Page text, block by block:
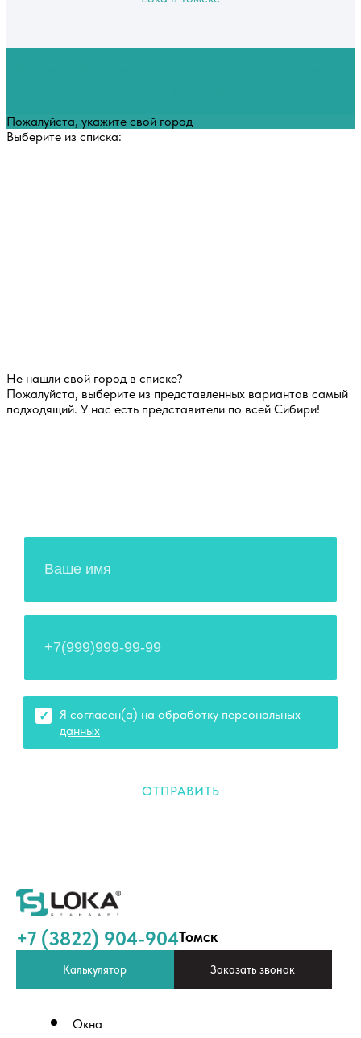
Пожалуйста, укажите свой город
Выберите из списка:
Не нашли свой город в списке?
Пожалуйста, выберите из представленных вариантов самый
подходящий. У нас есть представители по всей Сибири!
Я согласен(а) на обработку персональных
данных
ОТПРАВИТЬ
+7 (3822) 904-904Томск
Калькулятор Заказать звонок
Окна